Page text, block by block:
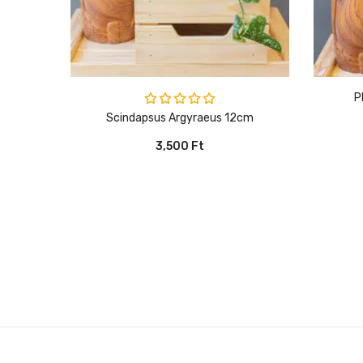
Értékelés:
/ 5
Scindapsus Argyraeus 12cm
3,500 Ft